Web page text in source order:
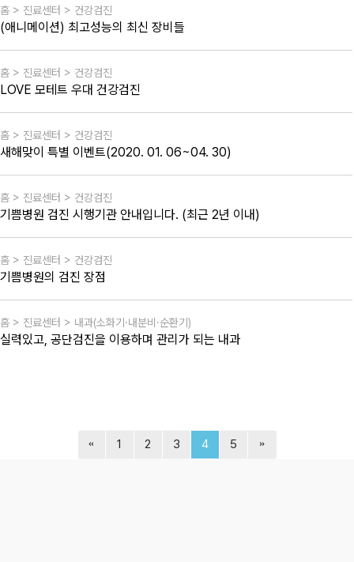
홈 > 진료센터 > 건강검진
(애니메이션) 최고성능의 최신 장비들
홈 > 진료센터 > 건강검진
LOVE 모테트 우대 건강검진
홈 > 진료센터 > 건강검진
새해맞이 특별 이벤트(2020. 01. 06~04. 30)
홈 > 진료센터 > 건강검진
기쁨병원 검진 시행기관 안내입니다. (최근 2년 이내)
홈 > 진료센터 > 건강검진
기쁨병원의 검진 장점
홈 > 진료센터 > 내과(소화기·내분비·순환기)
실력있고, 공단검진을 이용하며 관리가 되는 내과
1 2 3 4 5